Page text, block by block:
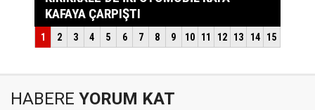
HABERE YORUM KAT